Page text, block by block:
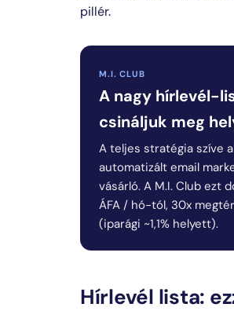
pillér.
M.I. CLUB
A nagy hírlevél-
csináljuk meg
A teljes stratégia szíve
automatizált email
vásárló. A M.I. Club ezt
ÁFA / hó-tól, 30x
(iparági ~1,1% helyett).
Hírlevél lista: